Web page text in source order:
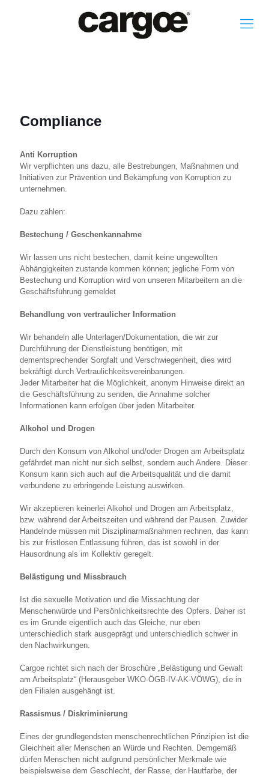
Compliance
Anti Korruption
Wir verpflichten uns dazu, alle Bestrebungen, Maßnahmen und
Initiativen zur Prävention und Bekämpfung von Korruption zu
unternehmen.
Dazu zählen:
Bestechung / Geschenkannahme
Wir lassen uns nicht bestechen, damit keine ungewollten
Abhängigkeiten zustande kommen können; jegliche Form von
Bestechung und Korruption wird von unseren Mitarbeitern an die
Geschäftsführung gemeldet
Behandlung von vertraulicher Information
Wir behandeln alle Unterlagen/Dokumentation, die wir zur
Durchführung der Dienstleistung benötigen, mit
dementsprechender Sorgfalt und Verschwiegenheit, dies wird
bekräftigt durch Vertraulichkeitsvereinbarungen.
Jeder Mitarbeiter hat die Möglichkeit, anonym Hinweise direkt an
die Geschäftsführung zu senden, die Annahme solcher
Informationen kann erfolgen über jeden Mitarbeiter.
Alkohol und Drogen
Durch den Konsum von Alkohol und/oder Drogen am Arbeitsplatz
gefährdet man nicht nur sich selbst, sondern auch Andere. Dieser
Konsum kann sich auch auf die Arbeitsqualität und die damit
verbundene zu erbringende Leistung auswirken.
Wir akzeptieren keinerlei Alkohol und Drogen am Arbeitsplatz,
bzw. während der Arbeitszeiten und während der Pausen. Zuwider
Handelnde müssen mit Disziplinarmaßnahmen rechnen, das kann
bis zur fristlosen Entlassung führen, das ist sowohl in der
Hausordnung als im Kollektiv geregelt.
Belästigung und Missbrauch
Ist die sexuelle Motivation und die Missachtung der
Menschenwürde und Persönlichkeitsrechte des Opfers. Daher ist
es im Grunde eigentlich auch das Gleiche, nur eben
unterschiedlich stark ausgeprägt und unterschiedlich schwer in
den Nachwirkungen.
Cargoe richtet sich nach der Broschüre „Belästigung und Gewalt
am Arbeitsplatz“ (Herausgeber WKO-ÖGB-IV-AK-VÖWG), die in
den Filialen ausgehängt ist.
Rassismus / Diskriminierung
Eines der grundlegendsten menschenrechtlichen Prinzipien ist die
Gleichheit aller Menschen an Würde und Rechten. Demgemäß
dürfen Menschen nicht aufgrund persönlicher Merkmale wie
beispielsweise dem Geschlecht, der Rasse, der Hautfarbe, der